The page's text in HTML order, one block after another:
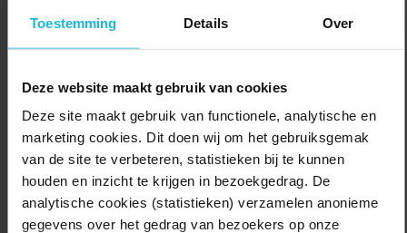
Toestemming Details Over
Deze website maakt gebruik van cookies
Deze site maakt gebruik van functionele, analytische en
marketing cookies. Dit doen wij om het gebruiksgemak
van de site te verbeteren, statistieken bij te kunnen
houden en inzicht te krijgen in bezoekgedrag. De
analytische cookies (statistieken) verzamelen anonieme
gegevens over het gedrag van bezoekers op onze
aan de Boulevard grensde. Ook hier zijn nog enkele bunkers
verborgen.
Naar de route Delen: